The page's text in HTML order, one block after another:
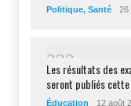
Politique, Santé 26
232
Les résultats des
seront publiés
Éducation 12 août